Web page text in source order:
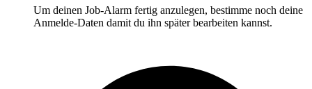
Um deinen Job-Alarm fertig anzulegen, bestimme noch deine
Anmelde-Daten damit du ihn später bearbeiten kannst.